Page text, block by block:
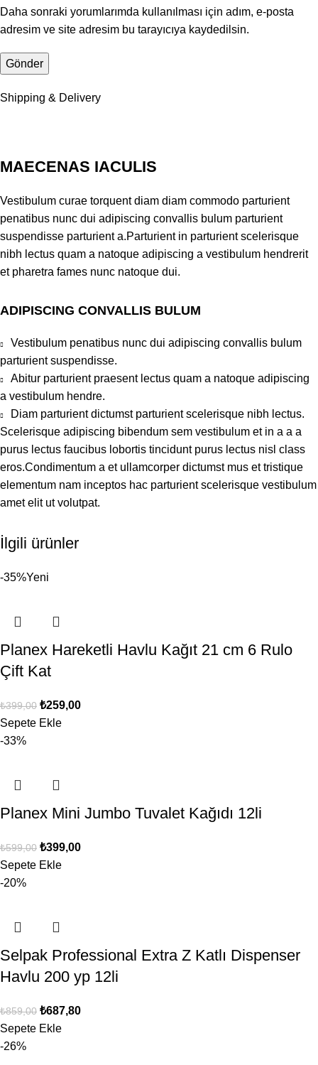
Daha sonraki yorumlarımda kullanılması için adım, e-posta
adresim ve site adresim bu tarayıcıya kaydedilsin.
Shipping & Delivery
MAECENAS IACULIS
Vestibulum curae torquent diam diam commodo parturient
penatibus nunc dui adipiscing convallis bulum parturient
suspendisse parturient a.Parturient in parturient scelerisque
nibh lectus quam a natoque adipiscing a vestibulum hendrerit
et pharetra fames nunc natoque dui.
ADIPISCING CONVALLIS BULUM
Vestibulum penatibus nunc dui adipiscing convallis bulum
parturient suspendisse.
Abitur parturient praesent lectus quam a natoque adipiscing
a vestibulum hendre.
Diam parturient dictumst parturient scelerisque nibh lectus.
Scelerisque adipiscing bibendum sem vestibulum et in a a a
purus lectus faucibus lobortis tincidunt purus lectus nisl class
eros.Condimentum a et ullamcorper dictumst mus et tristique
elementum nam inceptos hac parturient scelerisque vestibulum
amet elit ut volutpat.
İlgili ürünler
-35%Yeni
Planex Hareketli Havlu Kağıt 21 cm 6 Rulo
Çift Kat
₺399,00 ₺259,00
Sepete Ekle
-33%
Planex Mini Jumbo Tuvalet Kağıdı 12li
₺599,00 ₺399,00
Sepete Ekle
-20%
Selpak Professional Extra Z Katlı Dispenser
Havlu 200 yp 12li
₺859,00 ₺687,80
Sepete Ekle
-26%